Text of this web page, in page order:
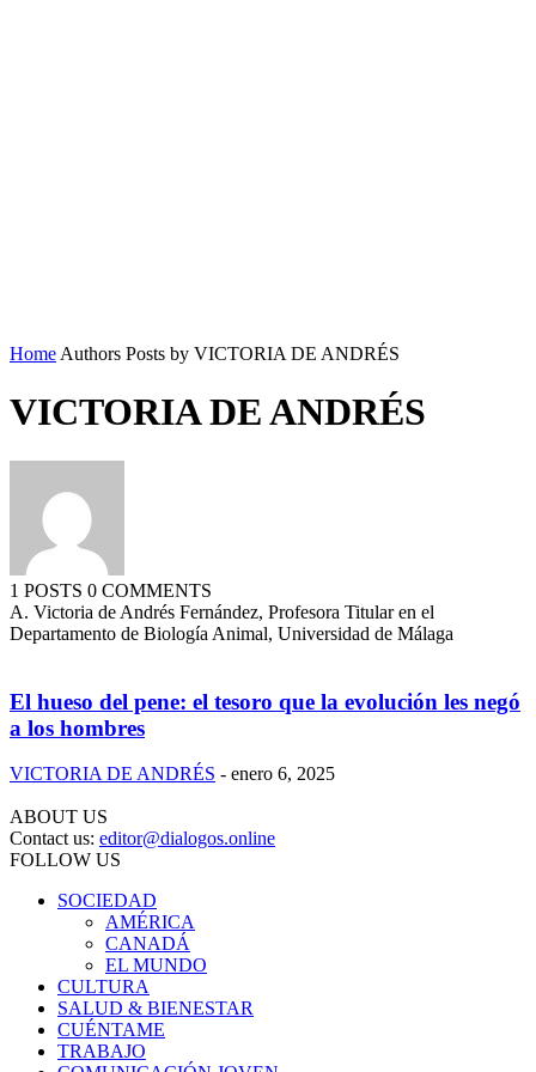
Home Authors Posts by VICTORIA DE ANDRÉS
VICTORIA DE ANDRÉS
1 POSTS 0 COMMENTS
A. Victoria de Andrés Fernández, Profesora Titular en el
Departamento de Biología Animal, Universidad de Málaga
El hueso del pene: el tesoro que la evolución les negó
a los hombres
VICTORIA DE ANDRÉS - enero 6, 2025
ABOUT US
Contact us: editor@dialogos.online
FOLLOW US
SOCIEDAD
AMÉRICA
CANADÁ
EL MUNDO
CULTURA
SALUD & BIENESTAR
CUÉNTAME
TRABAJO